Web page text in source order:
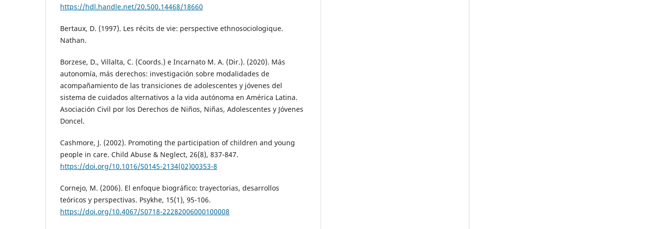
https://hdl.handle.net/20.500.14468/18660
Bertaux, D. (1997). Les récits de vie: perspective ethnosociologique.
Nathan.
Borzese, D., Villalta, C. (Coords.) e Incarnato M. A. (Dir.). (2020). Más
autonomía, más derechos: investigación sobre modalidades de
acompañamiento de las transiciones de adolescentes y jóvenes del
sistema de cuidados alternativos a la vida autónoma en América Latina.
Asociación Civil por los Derechos de Niños, Niñas, Adolescentes y Jóvenes
Doncel.
Cashmore, J. (2002). Promoting the participation of children and young
people in care. Child Abuse & Neglect, 26(8), 837-847.
https://doi.org/10.1016/S0145-2134(02)00353-8
Cornejo, M. (2006). El enfoque biográfico: trayectorias, desarrollos
teóricos y perspectivas. Psykhe, 15(1), 95-106.
https://doi.org/10.4067/S0718-22282006000100008